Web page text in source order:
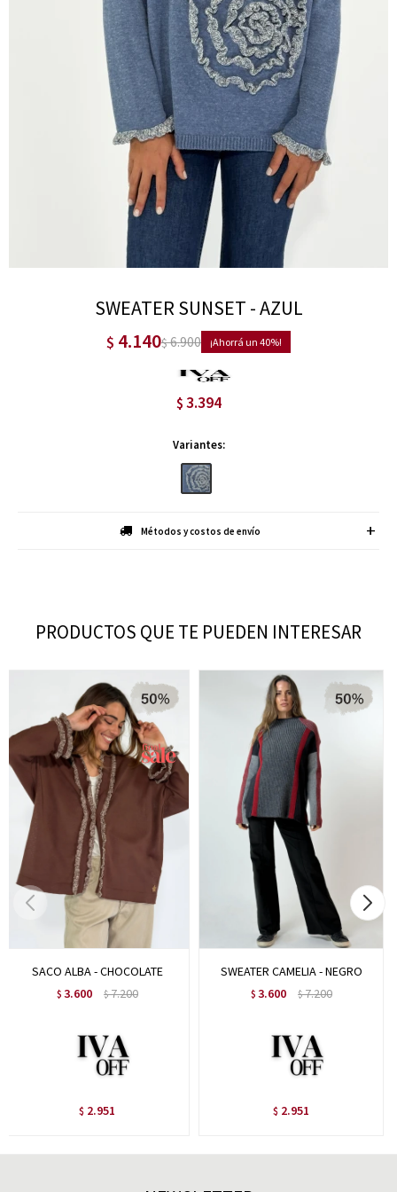
SWEATER SUNSET - AZUL
$ 4.140$6.900 40
$ 3.394
Variantes:
Métodos y costos de envío
PRODUCTOS QUE TE PUEDEN INTERESAR
SACO ALBA - CHOCOLATE
$ 3.600 $7.200
$ 2.951
SWEATER CAMELIA - NEGRO
$ 3.600 $7.200
$ 2.951